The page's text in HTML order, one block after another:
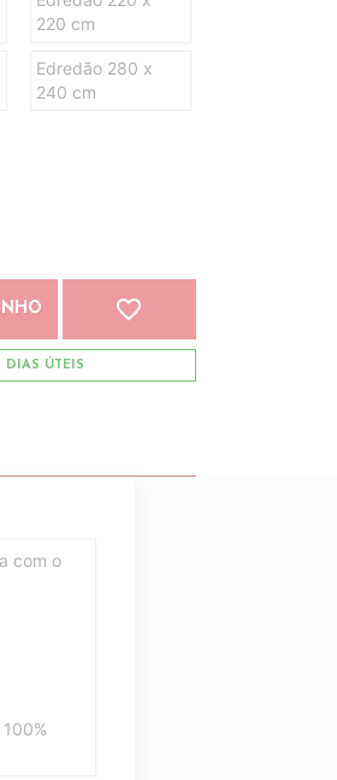
220 cm
Edredão 280 x
240 cm
favorite_border
DIAS ÚTEIS
com o